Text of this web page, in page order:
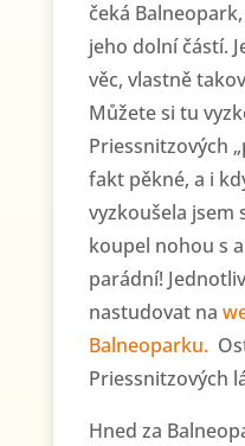
čeká
jeho dolní částí.
věc, vlastně
Můžete si tu
Priessnitzových
fakt pěkné, a i
vyzkoušela jsem
koupel nohou s
parádní!
nastudovat na
Balneoparku.
Priessnitzových
Hned za